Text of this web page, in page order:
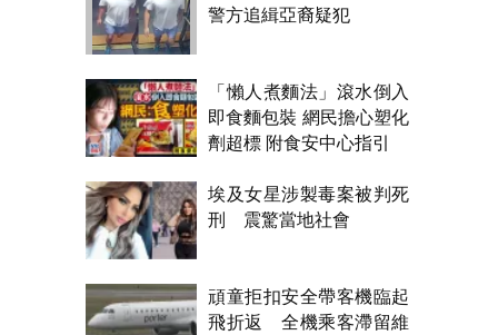
警方追緝亞裔疑犯
「懶人煮麵法」滾水倒入
即食麵包裝 網民擔心塑化
劑超標 附食安中心指引
埃及女星涉製毒案被判死
刑 震驚當地社會
頑童拒扣安全帶客機臨起
飛折返 全機乘客滯留維